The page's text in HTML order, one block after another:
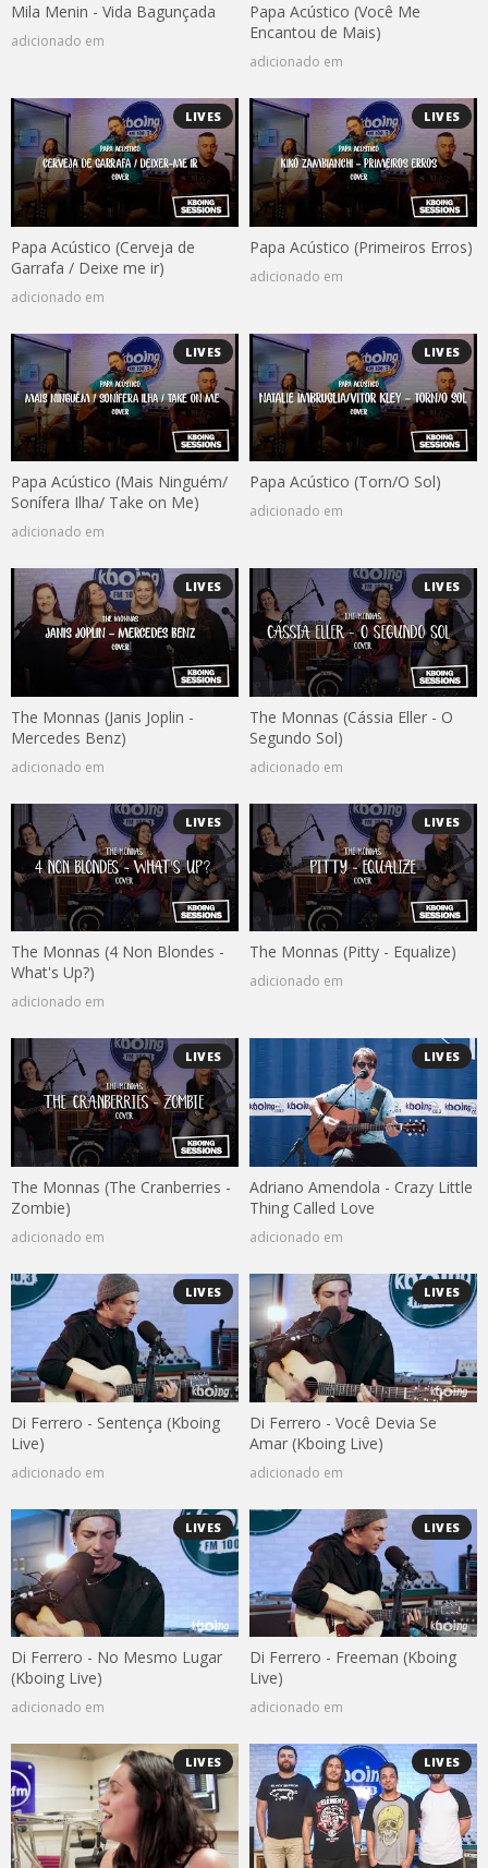
Mila Menin - Vida Bagunçada
adicionado em
Papa Acústico (Você Me
Encantou de Mais)
adicionado em
LIVES
Papa Acústico (Cerveja de
Garrafa / Deixe me ir)
adicionado em
LIVES
Papa Acústico (Primeiros Erros)
adicionado em
LIVES
Papa Acústico (Mais Ninguém/
Sonífera Ilha/ Take on Me)
adicionado em
LIVES
Papa Acústico (Torn/O Sol)
adicionado em
LIVES
The Monnas (Janis Joplin -
Mercedes Benz)
adicionado em
LIVES
The Monnas (Cássia Eller - O
Segundo Sol)
adicionado em
LIVES
The Monnas (4 Non Blondes -
What's Up?)
adicionado em
LIVES
The Monnas (Pitty - Equalize)
adicionado em
LIVES
The Monnas (The Cranberries -
Zombie)
adicionado em
LIVES
Adriano Amendola - Crazy Little
Thing Called Love
adicionado em
LIVES
Di Ferrero - Sentença (Kboing
Live)
adicionado em
LIVES
Di Ferrero - Você Devia Se
Amar (Kboing Live)
adicionado em
LIVES
Di Ferrero - No Mesmo Lugar
(Kboing Live)
adicionado em
LIVES
Di Ferrero - Freeman (Kboing
Live)
adicionado em
LIVES LIVES